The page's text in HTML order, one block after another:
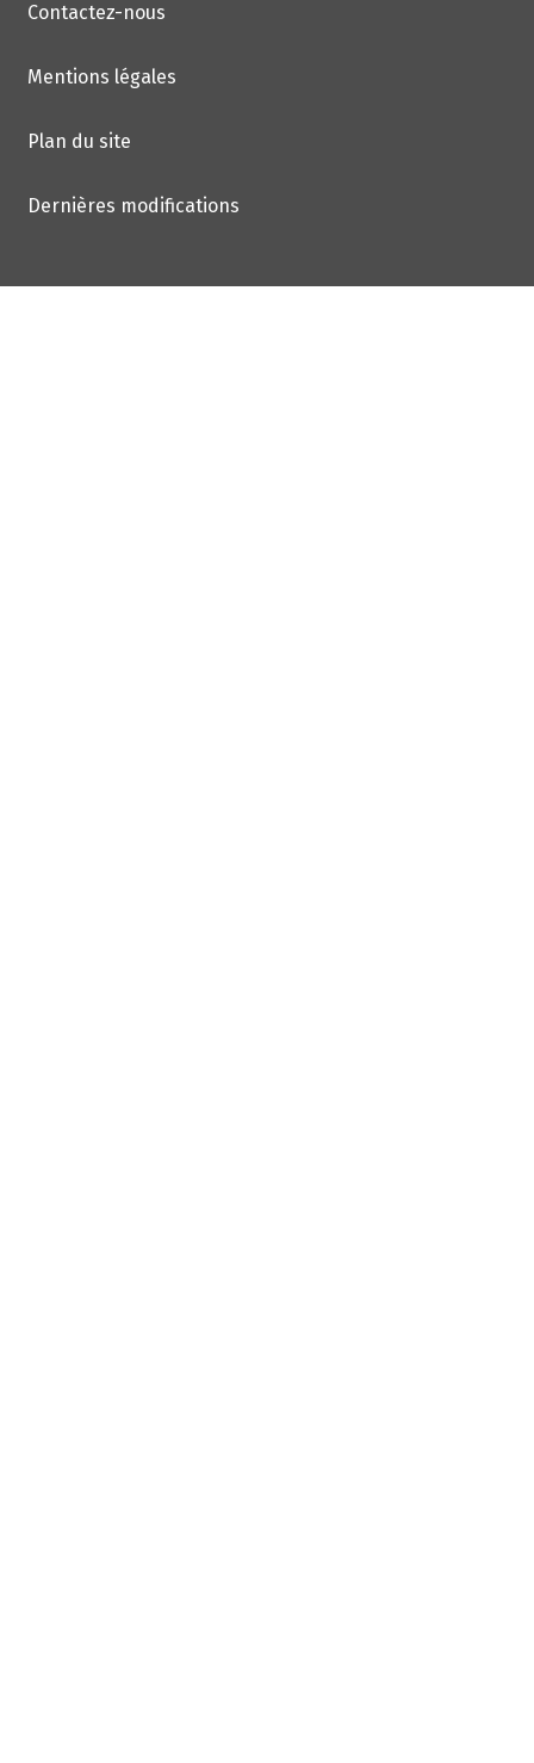
Contactez-nous
Mentions légales
Plan du site
Dernières modifications